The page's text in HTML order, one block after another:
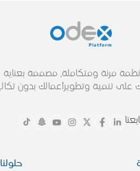
مرنة ومتكاملة, مصممة بعناية
على تنمية وتطويرأعمالك بدون
حلولنا